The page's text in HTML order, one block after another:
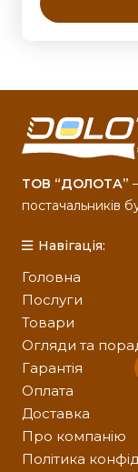
ТОВ “ДОЛОТА”
постачальників
Навігація:
Головна
Послуги
Товари
Огляди та
Гарантія
Оплата
Доставка
Про компанію
Політика